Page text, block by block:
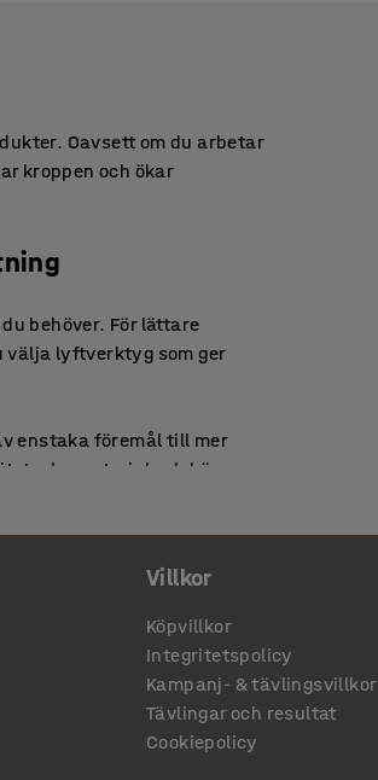
Oavsett om du arbetar
kroppen och ökar
behöver. För lättare
välja lyftverktyg som ger
enstaka föremål till mer
material och hög
risk och oro för
för truckar och kranar,
och pallgafflar – kan
gods med lätthet. Vi har
Villkor
Köpvillkor
Integritetspolicy
Kampanj- & tävlingsvillkor
Tävlingar och resultat
Cookiepolicy